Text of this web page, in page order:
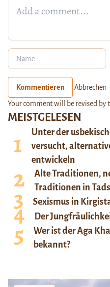
MEISTGELESEN
Unter der
versucht,
entwickeln
Alte Traditionen,
Traditionen in
Sexismus in
Der
Wer ist der Aga
bekannt?
Kommentieren Abbrechen
Your comment will be revised by